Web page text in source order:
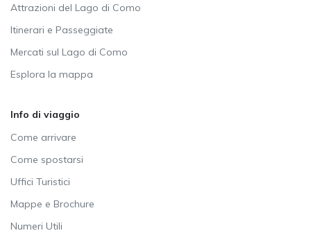
Attrazioni del Lago di Como
Itinerari e Passeggiate
Mercati sul Lago di Como
Esplora la mappa
Info di viaggio
Come arrivare
Come spostarsi
Uffici Turistici
Mappe e Brochure
Numeri Utili